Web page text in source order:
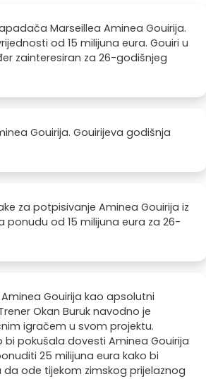
Marseillea Aminea Gouirija.
od 15 milijuna eura. Gouiri u
zainteresiran za 26-godišnjeg
Gouirija. Gouirijeva godišnja
za potpisivanje Aminea Gouirija iz
ponudu od 15 milijuna eura za 26-
Gouirija kao apsolutni
Okan Buruk navodno je
igračem u svom projektu.
pokušala dovesti Aminea Gouirija
25 milijuna eura kako bi
ode tijekom zimskog prijelaznog